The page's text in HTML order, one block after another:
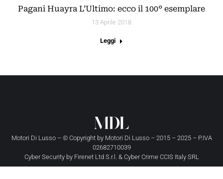
Pagani Huayra L’Ultimo: ecco il 100° esemplare
13 Aprile 2018
Leggi
Motori Di Lusso – © Copyright by Motori Di Lusso– 2015 – 2025 – P.IVA
02682710039
Cyber Security by Firenet Ltd S.r.l. & Cyber Crime CCIS Italy SRL